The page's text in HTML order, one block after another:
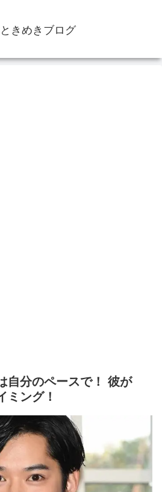
きめきブログ
自分のペースで！ 彼が
ミング！